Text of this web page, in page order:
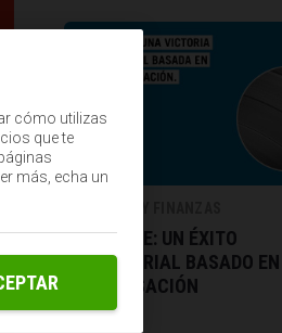
BLUE NOTE: UN ÉXITO
EMPRESARIAL BASADO
IMPROVISACIÓN
cómo utilizas
que te
más, echa un